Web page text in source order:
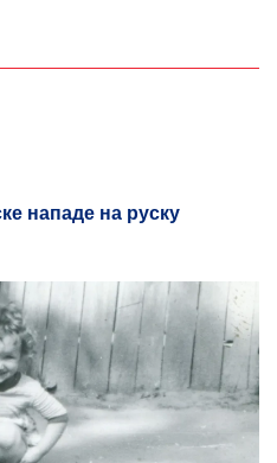
нападе на руску